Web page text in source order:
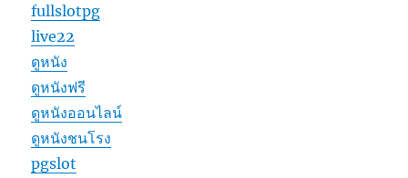
fullslotpg
live22
ดูหนัง
ดูหนังฟรี
ดูหนังออนไลน์
ดูหนังชนโรง
pgslot